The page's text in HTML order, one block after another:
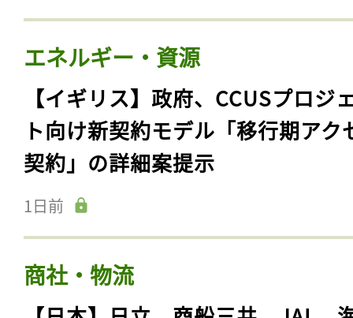
エネルギー・資源
【イギリス】政府、CCUSプロジ
ト向け新契約モデル「移行期アク
契約」の詳細案提示
1日前
商社・物流